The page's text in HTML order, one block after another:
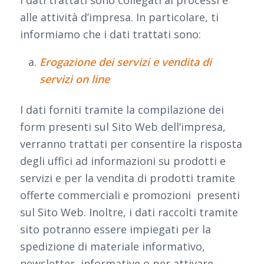
alle attività d’impresa. In particolare, ti
informiamo che i dati trattati sono:
Erogazione dei servizi e vendita di
servizi on line
I dati forniti tramite la compilazione dei
form presenti sul Sito Web dell’impresa,
verranno trattati per consentire la risposta
degli uffici ad informazioni su prodotti e
servizi e per la vendita di prodotti tramite
offerte commerciali e promozioni presenti
sul Sito Web. Inoltre, i dati raccolti tramite
sito potranno essere impiegati per la
spedizione di materiale informativo,